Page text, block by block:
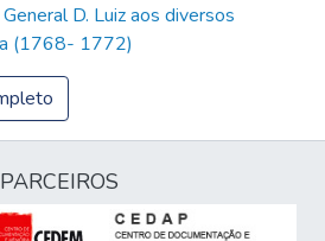
D. Luiz aos diversos
(1768- 1772)
PARCEIROS